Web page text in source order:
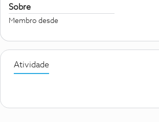
Sobre
Membro desde
Atividade